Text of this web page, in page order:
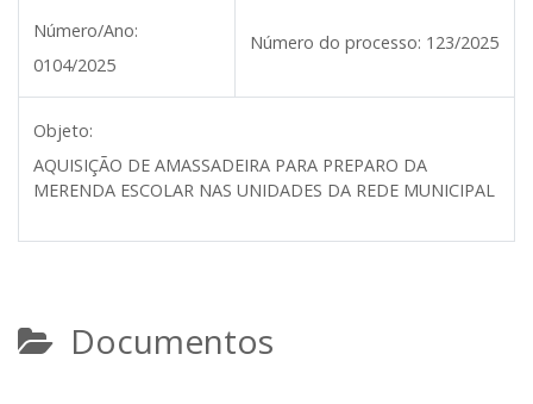
Número/Ano:
0104/2025
Número do processo: 123/2025
Objeto:
AQUISIÇÃO DE AMASSADEIRA PARA PREPARO DA
MERENDA ESCOLAR NAS UNIDADES DA REDE MUNICIPAL
Documentos